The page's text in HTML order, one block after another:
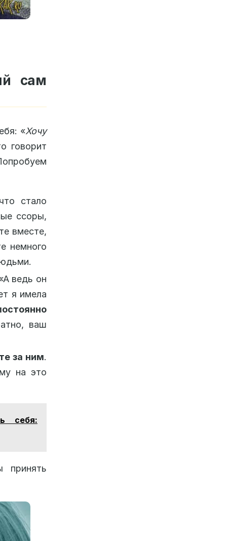
сам
«Хочу
говорит
стало
ссоры,
вместе,
немного
ведь он
я имела
ваш
за ним.
на это
себя:
принять